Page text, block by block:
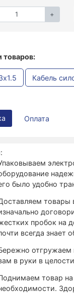
+
товаров:
Кабель
Оплата
было удобно
товары
пробок на
всегда знает
отгружаем
в руки в
товар